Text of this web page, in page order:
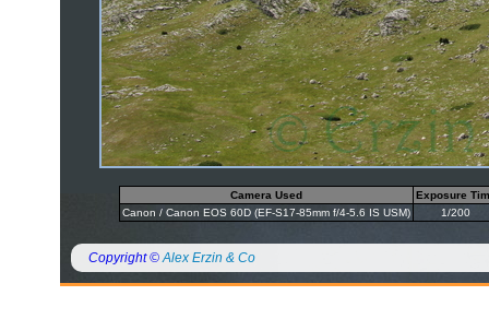
Camera Used
Exposure
Canon / Canon EOS 60D (EF-S17-85mm f/4-5.6 IS USM)
1/200
Copyright ©Alex Erzin & Co